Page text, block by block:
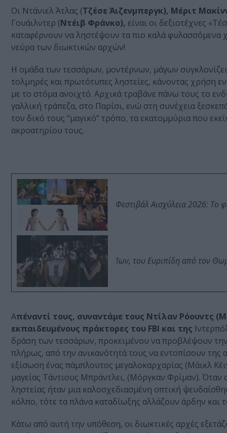
Oι Ντάνιελ Άτλας (Τζέσε Άιζενμπεργκ), Μέριτ
Γουάιλντερ (Ντέιβ Φράνκο), είναι οι δεξιοτέχνες
καταφέρνουν να ληστέψουν τα πιο καλά φυλασσόμενα
νεύρα των διωκτικών αρχών!
Η ομάδα των τεσσάρων, μοντέρνων, μάγων
τολμηρές και πρωτότυπες ληστείες, κάνοντας χρήση
με το στόμα ανοιχτό. Αρχικά τραβάνε πάνω τους το
γαλλική τράπεζα, στο Παρίσι, ενώ στη συνέχεια
τον δικό τους “μαγικό” τρόπο, τα εκατομμύρια που
ακροατηρίου τους.
Φεστιβάλ Αισχύλεια 2026: Το
Ίων, του Ευριπίδη από τον
Απέναντί τους, συναντάμε τους Ντίλαν Ρόουντς
εκπαιδευμένους πράκτορες του FBI και της
δράση των τεσσάρων, προκειμένου να προβλέψουν
πλήρως, από την ανικανότητά τους να εντοπίσουν
εξίσωση ένας πάμπλουτος μεγαλοκαρχαρίας (Μάικλ
μαγείας Τάντιους Μπράντλει, (Μόργκαν Φρίμαν). Όταν
ληστείας ήταν μια καλοσχεδιασμένη οπτική
κόλπο, τότε τα πλάνα καταδίωξης αλλάζουν άρδην και
Κάτω από αυτή την υπόθεση, οι διωκτικές αρχές